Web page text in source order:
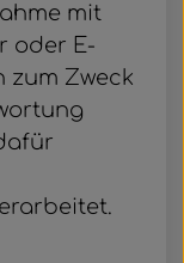
mit
oder E-
zum Zweck